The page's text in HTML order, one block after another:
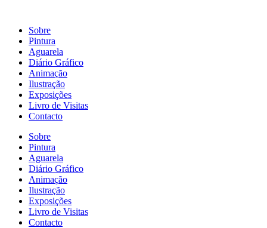
Sobre
Pintura
Aguarela
Diário Gráfico
Animação
Ilustração
Exposições
Livro de Visitas
Contacto
Sobre
Pintura
Aguarela
Diário Gráfico
Animação
Ilustração
Exposições
Livro de Visitas
Contacto